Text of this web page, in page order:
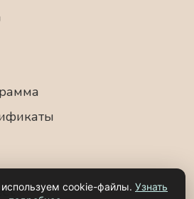
cookie-файлы. Узнать